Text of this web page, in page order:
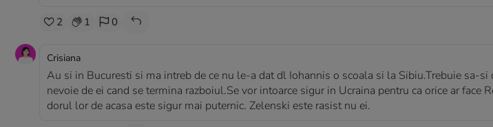
2 1 0
Crisiana
Au si in Bucuresti si ma intreb de ce nu le-a dat dl Iohannis o scoala si la Sibiu.Trebuie sa-
nevoie de ei cand se termina razboiul.Se vor intoarce sigur in Ucraina pentru ca orice ar face
dorul lor de acasa este sigur mai puternic. Zelenski este rasist nu ei.